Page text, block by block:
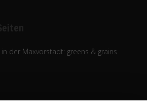
in der Maxvorstadt: greens & grains